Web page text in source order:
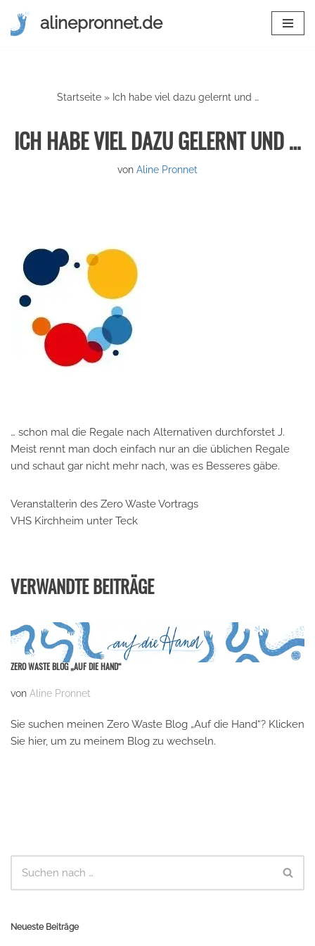
Zum
alinepronnet.de
Startseite» Ich habe viel dazu gelernt und …
ICH HABE VIEL DAZU GELERNT UND …
von Aline Pronnet
… schon mal die Regale nach Alternativen durchforstet J.
Meist rennt man doch einfach nur an die üblichen Regale
und schaut gar nicht mehr nach, was es Besseres gäbe.
Veranstalterin des Zero Waste Vortrags
VHS Kirchheim unter Teck
VERWANDTE BEITRÄGE
ZERO WASTE BLOG „AUF DIE HAND“
von Aline Pronnet
Sie suchen meinen Zero Waste Blog „Auf die Hand“? Klicken
Sie hier, um zu meinem Blog zu wechseln.
Neueste Beiträge